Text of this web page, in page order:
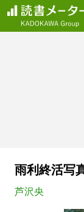
雨利終活写
芦沢央